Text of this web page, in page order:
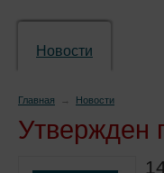
Новости
Главная → Новости
Утвержден